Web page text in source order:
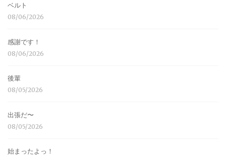
ベルト
08/06/2026
感謝です！
08/06/2026
後輩
08/05/2026
出張だ〜
08/05/2026
始まったよっ！